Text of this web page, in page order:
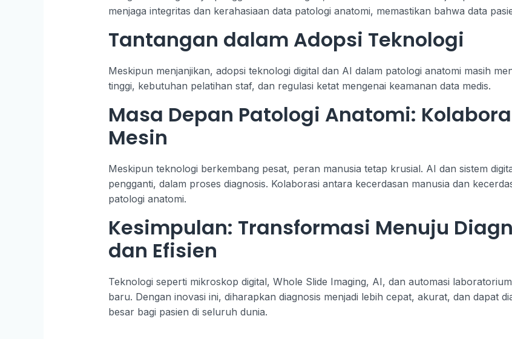
menjaga integritas dan kerahasiaan data patologi anatomi, memastikan bahwa data
Tantangan dalam Adopsi Teknologi
Meskipun menjanjikan, adopsi teknologi digital dan AI dalam patologi anatomi masih
tinggi, kebutuhan pelatihan staf, dan regulasi ketat mengenai keamanan data medis.
Masa Depan Patologi Anatomi:
Mesin
Meskipun teknologi berkembang pesat, peran manusia tetap krusial. AI dan sistem
pengganti, dalam proses diagnosis. Kolaborasi antara kecerdasan manusia dan
patologi anatomi.
Kesimpulan: Transformasi Menuju
dan Efisien
Teknologi seperti mikroskop digital, Whole Slide Imaging, AI, dan automasi
baru. Dengan inovasi ini, diharapkan diagnosis menjadi lebih cepat, akurat, dan dapat
besar bagi pasien di seluruh dunia.